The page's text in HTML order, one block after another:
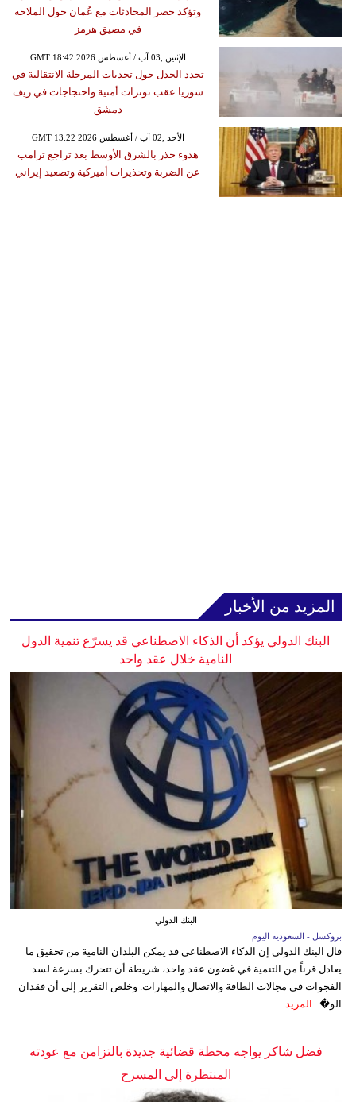
وتؤكد حصر المحادثات مع عُمان حول الملاحة
في مضيق هرمز
GMT 18:42 2026 الإثنين ,03 آب / أغسطس
تجدد الجدل حول تحديات المرحلة الانتقالية في
سوريا عقب توترات أمنية واحتجاجات في ريف
دمشق
GMT 13:22 2026 الأحد ,02 آب / أغسطس
هدوء حذر بالشرق الأوسط بعد تراجع ترامب
عن الضربة وتحذيرات أميركية وتصعيد إيراني
المزيد من الأخبار
البنك الدولي يؤكد أن الذكاء الاصطناعي قد يسرّع تنمية الدول
النامية خلال عقد واحد
البنك الدولي
بروكسل - السعوديه اليوم
قال البنك الدولي إن الذكاء الاصطناعي قد يمكن البلدان النامية من تحقيق ما
يعادل قرناً من التنمية في غضون عقد واحد، شريطة أن تتحرك بسرعة لسد
الفجوات في مجالات الطاقة والاتصال والمهارات. وخلص التقرير إلى أن فقدان
الو�... المزيد
فضل شاكر يواجه محطة قضائية جديدة بالتزامن مع عودته
المنتظرة إلى المسرح